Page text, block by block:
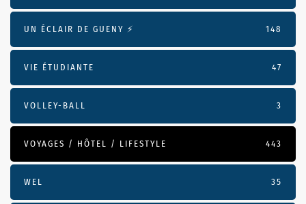
UN ÉCLAIR DE GUENY ⚡️ 148
VIE ÉTUDIANTE 47
VOLLEY-BALL 3
VOYAGES / HÔTEL / LIFESTYLE 443
WEL 35